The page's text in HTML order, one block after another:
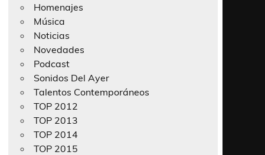
Homenajes
Música
Noticias
Novedades
Podcast
Sonidos Del Ayer
Talentos Contemporáneos
TOP 2012
TOP 2013
TOP 2014
TOP 2015